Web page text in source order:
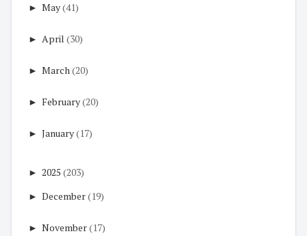
► May(41)
► April (30)
► March(20)
► February(20)
► January(17)
► 2025 (203)
► December(19)
► November(17)